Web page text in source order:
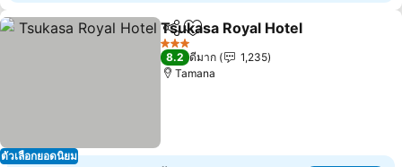
ตัวเลือกยอดนิยม
แชร์ เพิ่มในรายการโปรด
Tsukasa Royal Hotel
3 ดาว
8.2 ดีมาก
1,235
Tamana